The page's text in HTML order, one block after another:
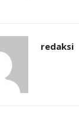
redaksi